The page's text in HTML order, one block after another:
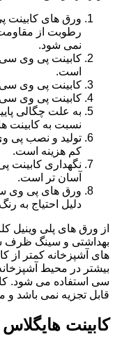
ورق های کابینت
رطوبت از
نمی شود.
کابینت پی وی سی
است.
کابینت پی وی سی
کابینت پی وی
به علت چگالی
نسبت به کابینت
تولید و نصب پی
کم هزینه است.
نگهداری کابینت
آسان تر است.
ورق های پی وی
دلیل احتیاج به
از ورق های پلی وینیل
بهداشتی و سینگ ظرف
های آشپزخانه کمتر از
بیشتر در محیط
سی استفاده می شود.
قابل تجزیه نمی باشد
کابینت